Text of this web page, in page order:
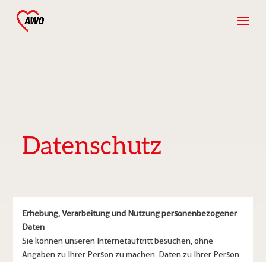
Datenschutz
Erhebung, Verarbeitung und Nutzung personenbezogener
Daten
Sie können unseren Internetauftritt besuchen, ohne
Angaben zu Ihrer Person zu machen. Daten zu Ihrer Person